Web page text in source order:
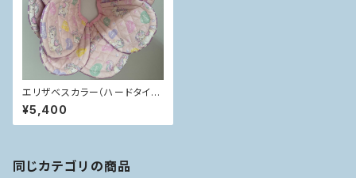
エリザベスカラー（ハードタイ
プ）
¥5,400
同じカテゴリの商品